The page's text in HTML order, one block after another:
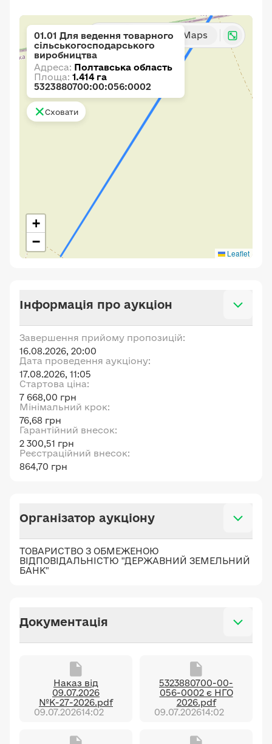
Карта Google Maps
+
−
Leaflet
01.01 Для ведення товарного
сільськогосподарського
виробництва
Адреса: Полтавська область
Площа: 1.414 га
5323880700:00:056:0002
Сховати
Інформація про аукціон
Завершення прийому пропозицій:
16.08.2026, 20:00
Дата проведення аукціону:
17.08.2026, 11:05
Стартова ціна:
7 668,00 грн
Мінімальний крок:
76,68 грн
Гарантійний внесок:
2 300,51 грн
Реєстраційний внесок:
864,70 грн
Організатор аукціону
ТОВАРИСТВО З ОБМЕЖЕНОЮ
ВІДПОВІДАЛЬНІСТЮ "ДЕРЖАВНИЙ ЗЕМЕЛЬНИЙ
БАНК"
Документація
Наказ від
09.07.2026
№К-27-2026.pdf
09.07.202614:02
5323880700-00-
056-0002 є НГО
2026.pdf
09.07.202614:02